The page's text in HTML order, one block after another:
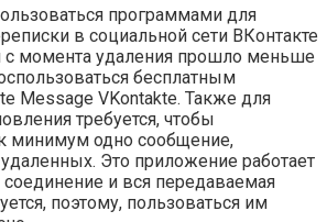
программами для
в социальной сети ВКонтакте
с момента удаления прошло меньше
бесплатным
Message VKontakte. Также для
требуется, чтобы
минимум одно сообщение,
Это приложение работает
и вся передаваемая
поэтому, пользоваться им